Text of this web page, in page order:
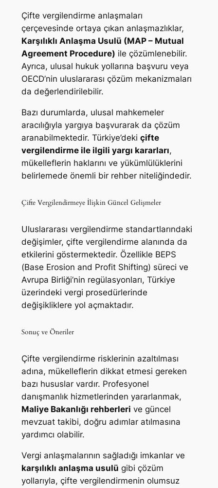
Çifte vergilendirme anlaşmaları
çerçevesinde ortaya çıkan anlaşmazlıklar,
Karşılıklı Anlaşma Usulü (MAP – Mutual
Agreement Procedure) ile çözümlenebilir.
Ayrıca, ulusal hukuk yollarına başvuru veya
OECD’nin uluslararası çözüm mekanizmaları
da değerlendirilebilir.
Bazı durumlarda, ulusal mahkemeler
aracılığıyla yargıya başvurarak da çözüm
aranabilmektedir. Türkiye’deki çifte
vergilendirme ile ilgili yargı kararları,
mükelleflerin haklarını ve yükümlülüklerini
belirlemede önemli bir rehber niteliğindedir.
Çifte Vergilendirmeye İlişkin Güncel Gelişmeler
Uluslararası vergilendirme standartlarındaki
değişimler, çifte vergilendirme alanında da
etkilerini göstermektedir. Özellikle BEPS
(Base Erosion and Profit Shifting) süreci ve
Avrupa Birliği’nin regülasyonları, Türkiye
üzerindeki vergi prosedürlerinde
değişikliklere yol açmaktadır.
Sonuç ve Öneriler
Çifte vergilendirme risklerinin azaltılması
adına, mükelleflerin dikkat etmesi gereken
bazı hususlar vardır. Profesyonel
danışmanlık hizmetlerinden yararlanmak,
Maliye Bakanlığı rehberleri ve güncel
mevzuat takibi, doğru adımlar atılmasına
yardımcı olabilir.
Vergi anlaşmalarının sağladığı imkanlar ve
karşılıklı anlaşma usulü gibi çözüm
yollarıyla, çifte vergilendirmenin olumsuz